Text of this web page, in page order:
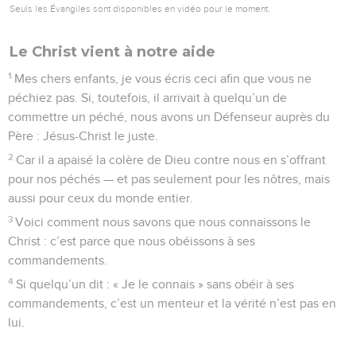
Seuls les Évangiles sont disponibles en vidéo pour le moment.
Le Christ vient à notre aide
1 Mes chers enfants, je vous écris ceci afin que vous ne
péchiez pas. Si, toutefois, il arrivait à quelqu’un de
commettre un péché, nous avons un Défenseur auprès du
Père : Jésus-Christ le juste.
2 Car il a apaisé la colère de Dieu contre nous en s’offrant
pour nos péchés — et pas seulement pour les nôtres, mais
aussi pour ceux du monde entier.
3 Voici comment nous savons que nous connaissons le
Christ : c’est parce que nous obéissons à ses
commandements.
4 Si quelqu’un dit : « Je le connais » sans obéir à ses
commandements, c’est un menteur et la vérité n’est pas en
lui.